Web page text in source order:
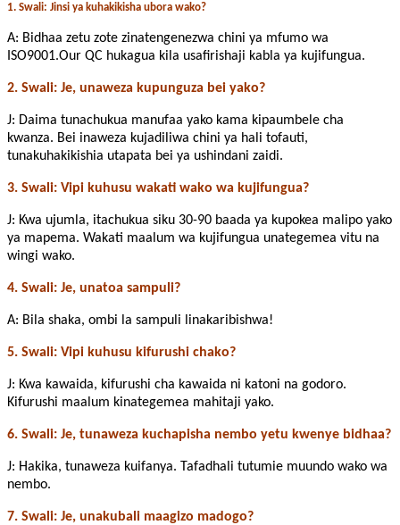
1. Swali: Jinsi ya kuhakikisha ubora wako?
A: Bidhaa zetu zote zinatengenezwa chini ya mfumo wa
ISO9001.Our QC hukagua kila usafirishaji kabla ya kujifungua.
2. Swali: Je, unaweza kupunguza bei yako?
J: Daima tunachukua manufaa yako kama kipaumbele cha
kwanza. Bei inaweza kujadiliwa chini ya hali tofauti,
tunakuhakikishia utapata bei ya ushindani zaidi.
3. Swali: Vipi kuhusu wakati wako wa kujifungua?
J: Kwa ujumla, itachukua siku 30-90 baada ya kupokea malipo yako
ya mapema. Wakati maalum wa kujifungua unategemea vitu na
wingi wako.
4. Swali: Je, unatoa sampuli?
A: Bila shaka, ombi la sampuli linakaribishwa!
5. Swali: Vipi kuhusu kifurushi chako?
J: Kwa kawaida, kifurushi cha kawaida ni katoni na godoro.
Kifurushi maalum kinategemea mahitaji yako.
6. Swali: Je, tunaweza kuchapisha nembo yetu kwenye bidhaa?
J: Hakika, tunaweza kuifanya. Tafadhali tutumie muundo wako wa
nembo.
7. Swali: Je, unakubali maagizo madogo?